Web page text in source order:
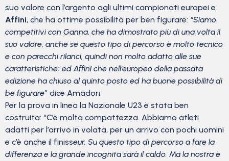
suo valore con l’argento agli ultimi campionati europei e
Affini, che ha ottime possibilità per ben figurare: “Siamo
competitivi con Ganna, che ha dimostrato più di una volta il
suo valore, anche se questo tipo di percorso è molto tecnico
e con parecchi rilanci, quindi non molto adatto alle sue
caratteristiche; ed Affini che nell’europeo della passata
edizione ha chiuso al quinto posto ed ha buone possibilità di
be figurare” dice Amadori.
Per la prova in linea la Nazionale U23 è stata ben
costruita: “C’è molta compattezza. Abbiamo atleti
adatti per l’arrivo in volata, per un arrivo con pochi uomini
e c’è anche il finisseur. Su questo tipo di percorso a fare la
differenza e la grande incognita sarà il caldo. Ma la nostra è